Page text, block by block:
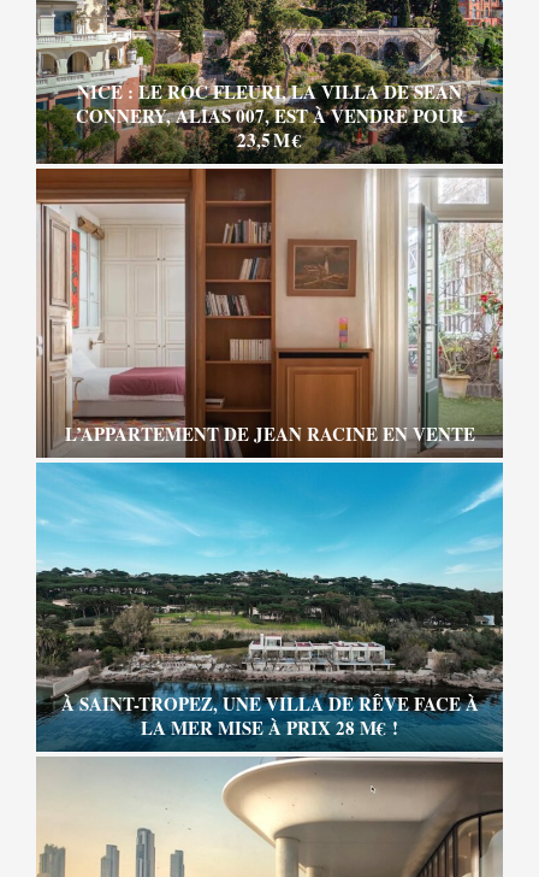
NICE : LE ROC FLEURI, LA VILLA DE SEAN
CONNERY, ALIAS 007, EST À VENDRE POUR
23,5 M €
L’APPARTEMENT DE JEAN RACINE EN VENTE
À SAINT-TROPEZ, UNE VILLA DE RÊVE FACE À
LA MER MISE À PRIX 28 M€ !